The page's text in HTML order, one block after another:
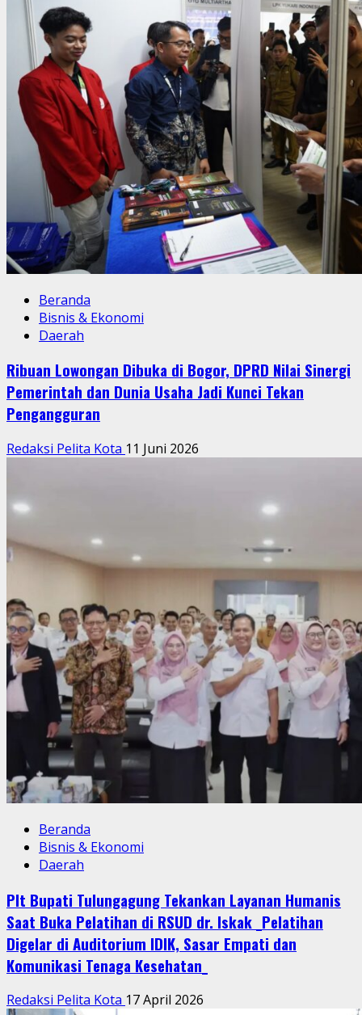
Beranda
Bisnis & Ekonomi
Daerah
Ribuan Lowongan Dibuka di Bogor, DPRD Nilai Sinergi
Pemerintah dan Dunia Usaha Jadi Kunci Tekan
Pengangguran
Redaksi Pelita Kota 11 Juni 2026
Beranda
Bisnis & Ekonomi
Daerah
Plt Bupati Tulungagung Tekankan Layanan Humanis
Saat Buka Pelatihan di RSUD dr. Iskak _Pelatihan
Digelar di Auditorium IDIK, Sasar Empati dan
Komunikasi Tenaga Kesehatan_
Redaksi Pelita Kota 17 April 2026